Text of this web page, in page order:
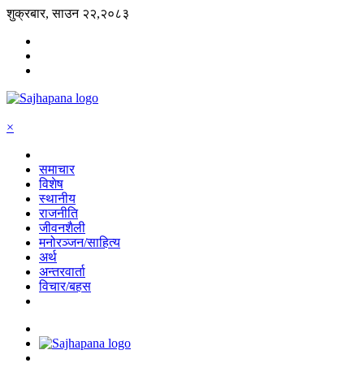
शुक्रबार, साउन २२,२०८३
×
समाचार
विशेष
स्थानीय
राजनीति
जीवनशैली
मनोरञ्जन/साहित्य
अर्थ
अन्तरवार्ता
विचार/बहस